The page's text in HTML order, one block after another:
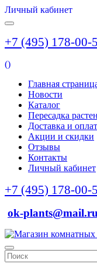
Личный кабинет
+7 (495) 178-00-
()
Главная
Новости
Каталог
Пересадка
Доставка и
Акции и скидки
Отзывы
Контакты
Личный кабинет
+7 (495) 178-00-
ok-plants@mail.ru